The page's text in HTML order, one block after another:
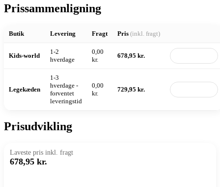
Prissammenligning
Butik Levering Fragt Pris (inkl. fragt)
Kids-world
1-2
hverdage
0,00
kr.
678,95 kr.
Legekæden
1-3
hverdage -
forventet
leveringstid
0,00
kr.
729,95 kr.
Prisudvikling
Laveste pris inkl. fragt
678,95 kr.